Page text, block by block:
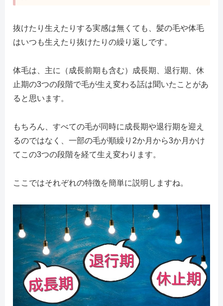
抜けたり生えたりする実感は無くても、髪の毛や体毛
はいつも生えたり抜けたりの繰り返しです。
体毛は、主に（成長前期も含む）成長期、退行期、休
止期の3つの段階で毛が生え変わる話は聞いたことがあ
ると思います。
もちろん、すべての毛が同時に成長期や退行期を迎え
るのではなく、一部の毛が順繰り2か月から3か月かけ
てこの3つの段階を経て生え変わります。
ここではそれぞれの特徴を簡単に説明しますね。